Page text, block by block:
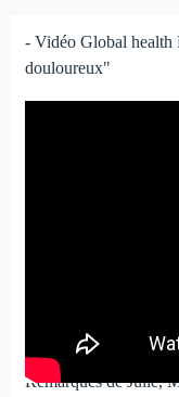
- Vidéo Global health
douloureux"
- Vidéo Sikana
Remarques de Julie,